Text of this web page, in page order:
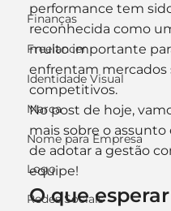
Finanças
Freelancer
Identidade Visual
Marca
Nome para Empresa
Logo
Redes Sociais
performance tem
reconhecida como
muito importante
enfrentam mercados
competitivos.
No post de hoje,
mais sobre o assunto
de adotar a gestão
equipe!
O que